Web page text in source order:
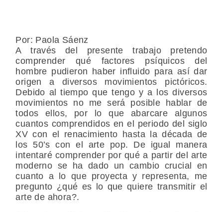
Por: Paola Sáenz
A través del presente trabajo pretendo
comprender qué factores psíquicos del
hombre pudieron haber influido para así dar
origen a diversos movimientos pictóricos.
Debido al tiempo que tengo y a los diversos
movimientos no me será posible hablar de
todos ellos, por lo que abarcare algunos
cuantos comprendidos en el periodo del siglo
XV con el renacimiento hasta la década de
los 50’s con el arte pop. De igual manera
intentaré comprender por qué a partir del arte
moderno se ha dado un cambio crucial en
cuanto a lo que proyecta y representa, me
pregunto ¿qué es lo que quiere transmitir el
arte de ahora?.